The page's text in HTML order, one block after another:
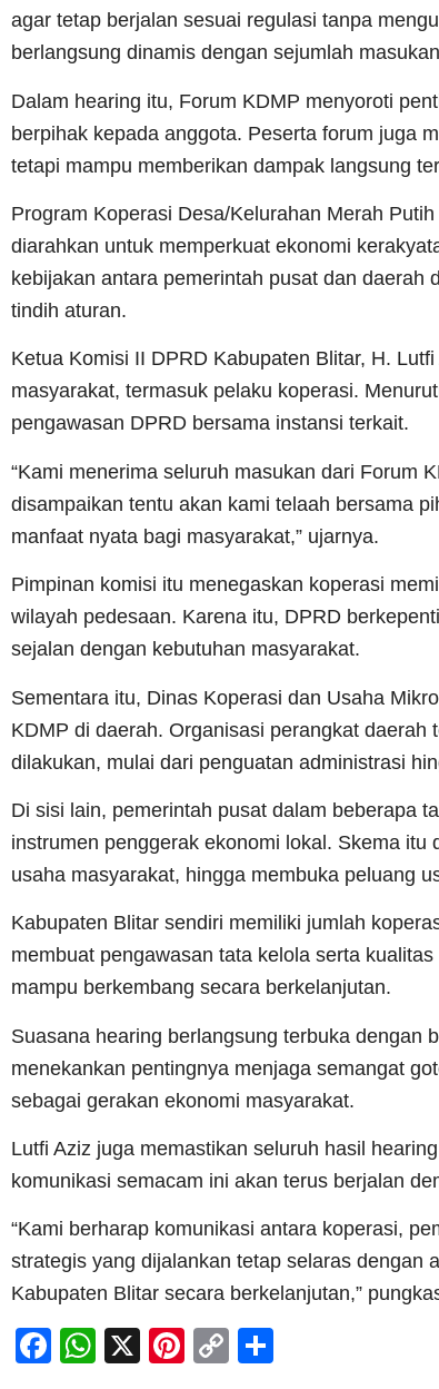
agar tetap berjalan sesuai regulasi tanpa
berlangsung dinamis dengan sejumlah
Dalam hearing itu, Forum KDMP menyoroti
berpihak kepada anggota. Peserta forum juga
tetapi mampu memberikan dampak langsung
Program Koperasi Desa/Kelurahan Merah
diarahkan untuk memperkuat ekonomi
kebijakan antara pemerintah pusat dan daerah
tindih aturan.
Ketua Komisi II DPRD Kabupaten Blitar, H.
masyarakat, termasuk pelaku koperasi.
pengawasan DPRD bersama instansi terkait.
“Kami menerima seluruh masukan dari Forum
disampaikan tentu akan kami telaah bersama
manfaat nyata bagi masyarakat,” ujarnya.
Pimpinan komisi itu menegaskan koperasi
wilayah pedesaan. Karena itu, DPRD
sejalan dengan kebutuhan masyarakat.
Sementara itu, Dinas Koperasi dan Usaha
KDMP di daerah. Organisasi perangkat
dilakukan, mulai dari penguatan administrasi
Di sisi lain, pemerintah pusat dalam beberapa
instrumen penggerak ekonomi lokal. Skema
usaha masyarakat, hingga membuka peluang
Kabupaten Blitar sendiri memiliki jumlah
membuat pengawasan tata kelola serta
mampu berkembang secara berkelanjutan.
Suasana hearing berlangsung terbuka dengan
menekankan pentingnya menjaga semangat
sebagai gerakan ekonomi masyarakat.
Lutfi Aziz juga memastikan seluruh hasil
komunikasi semacam ini akan terus berjalan
“Kami berharap komunikasi antara koperasi,
strategis yang dijalankan tetap selaras dengan
Kabupaten Blitar secara berkelanjutan,”
Facebook
WhatsApp
X Pinterest
Copy